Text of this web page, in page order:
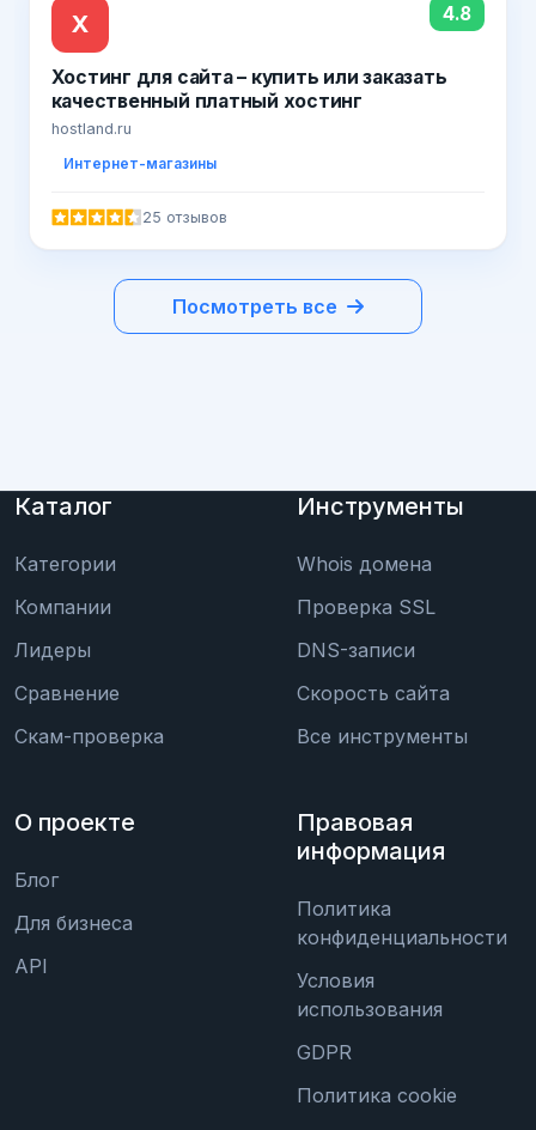
Х 4.8
Хостинг для сайта – купить или заказать
качественный платный хостинг
hostland.ru
Интернет-магазины
25 отзывов
Посмотреть все
Каталог
Категории
Компании
Лидеры
Сравнение
Скам-проверка
Инструменты
Whois домена
Проверка SSL
DNS-записи
Скорость сайта
Все инструменты
О проекте
Блог
Для бизнеса
API
Правовая
информация
Политика
конфиденциальности
Условия
использования
GDPR
Политика cookie